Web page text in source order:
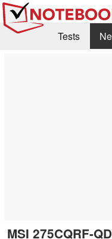
Tests
MSI 275CQRF-